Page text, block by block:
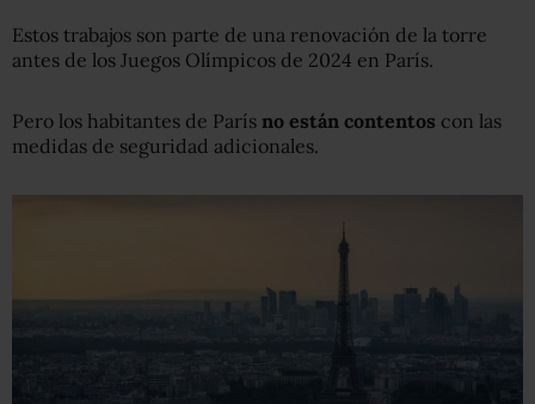
Estos trabajos son parte de una renovación de la torre
antes de los Juegos Olímpicos de 2024 en París.
Pero los habitantes de París no están contentos con las
medidas de seguridad adicionales.